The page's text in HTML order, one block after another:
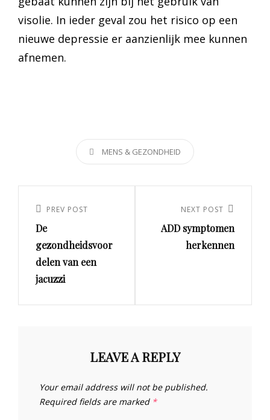
visolie. In ieder geval zou het risico op een
nieuwe depressie er aanzienlijk mee kunnen
afnemen.
CATEGORIES
MENS & GEZONDHEID
navigation
Previous
Post
PREV POST
De
gezondheidsvoor
delen van een
jacuzzi
Post
NEXT POST
ADD symptomen
herkennen
LEAVE A REPLY
Your email address will not be published.
Required fields are marked *